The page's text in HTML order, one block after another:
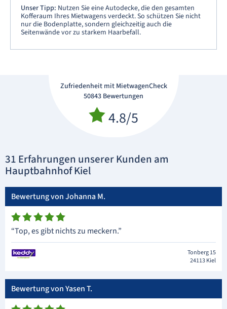
Unser Tipp: Nutzen Sie eine Autodecke, die den gesamten
Kofferaum Ihres Mietwagens verdeckt. So schützen Sie nicht
nur die Bodenplatte, sondern gleichzeitig auch die
Seitenwände vor zu starkem Haarbefall.
Zufriedenheit mit MietwagenCheck
50843 Bewertungen
4.8/5
31 Erfahrungen unserer Kunden am
Hauptbahnhof Kiel
Bewertung von Johanna M.
“Top, es gibt nichts zu meckern.”
Tonberg 15
24113 Kiel
Bewertung von Yasen T.